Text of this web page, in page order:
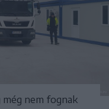
nem fognak